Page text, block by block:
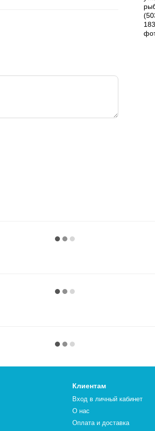
Клиентам
Вход в личный кабинет
О нас
Оплата и доставка